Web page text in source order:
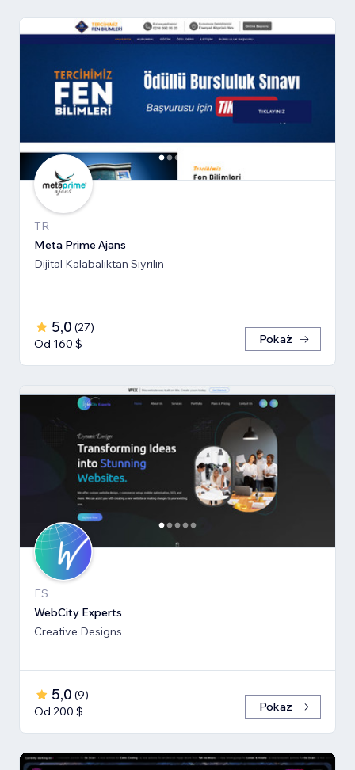
TR
Meta Prime Ajans
Dijital Kalabalıktan Sıyrılın
5,0 (27)
Od 160 $
Pokaż
ES
WebCity Experts
Creative Designs
5,0 (9)
Od 200 $
Pokaż